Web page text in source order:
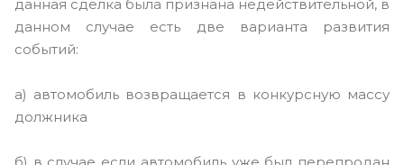
данная сделка была признана недействительной, в
данном случае есть две варианта развития
событий:
а) автомобиль возвращается в конкурсную массу
должника